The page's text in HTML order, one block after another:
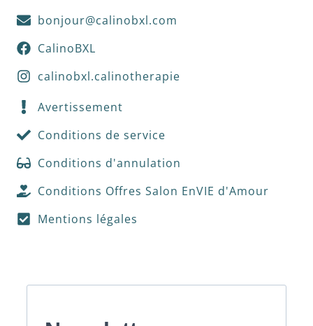
bonjour@calinobxl.com
CalinoBXL
calinobxl.calinotherapie
Avertissement
Conditions de service
Conditions d'annulation
Conditions Offres Salon EnVIE d'Amour
Mentions légales